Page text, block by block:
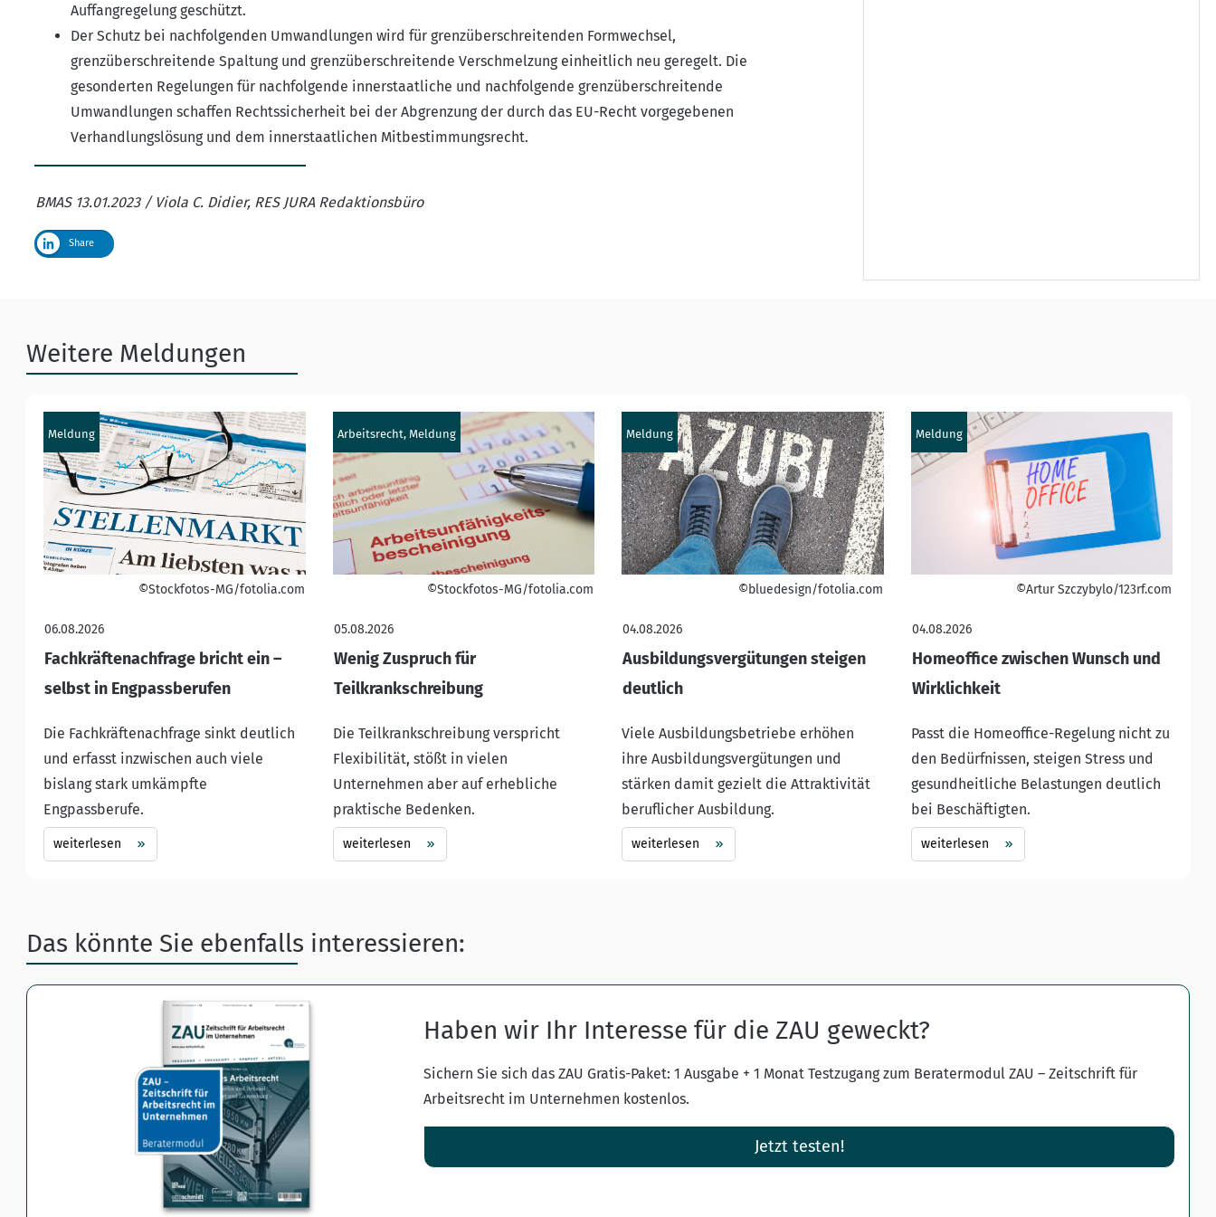
Auffangregelung geschützt.
Der Schutz bei nachfolgenden Umwandlungen wird für grenzüberschreitenden Formwechsel,
grenzüberschreitende Spaltung und grenzüberschreitende Verschmelzung einheitlich neu geregelt. Die
gesonderten Regelungen für nachfolgende innerstaatliche und nachfolgende grenzüberschreitende
Umwandlungen schaffen Rechtssicherheit bei der Abgrenzung der durch das EU-Recht vorgegebenen
Verhandlungslösung und dem innerstaatlichen Mitbestimmungsrecht.
BMAS 13.01.2023 / Viola C. Didier, RES JURA Redaktionsbüro
Share
Weitere Meldungen
Meldung
©Stockfotos-MG/fotolia.com
06.08.2026
Fachkräftenachfrage bricht ein –
selbst in Engpassberufen
Die Fachkräftenachfrage sinkt deutlich
und erfasst inzwischen auch viele
bislang stark umkämpfte
Engpassberufe.
weiterlesen
Arbeitsrecht, Meldung
©Stockfotos-MG/fotolia.com
05.08.2026
Wenig Zuspruch für
Teilkrankschreibung
Die Teilkrankschreibung verspricht
Flexibilität, stößt in vielen
Unternehmen aber auf erhebliche
praktische Bedenken.
weiterlesen
Meldung
©bluedesign/fotolia.com
04.08.2026
Ausbildungsvergütungen steigen
deutlich
Viele Ausbildungsbetriebe erhöhen
ihre Ausbildungsvergütungen und
stärken damit gezielt die Attraktivität
beruflicher Ausbildung.
weiterlesen
Meldung
©Artur Szczybylo/123rf.com
04.08.2026
Homeoffice zwischen Wunsch und
Wirklichkeit
Passt die Homeoffice-Regelung nicht zu
den Bedürfnissen, steigen Stress und
gesundheitliche Belastungen deutlich
bei Beschäftigten.
weiterlesen
Das könnte Sie ebenfalls interessieren:
Haben wir Ihr Interesse für die ZAU geweckt?
Sichern Sie sich das ZAU Gratis-Paket: 1 Ausgabe + 1 Monat Testzugang zum Beratermodul ZAU – Zeitschrift für
Arbeitsrecht im Unternehmen kostenlos.
Jetzt testen!